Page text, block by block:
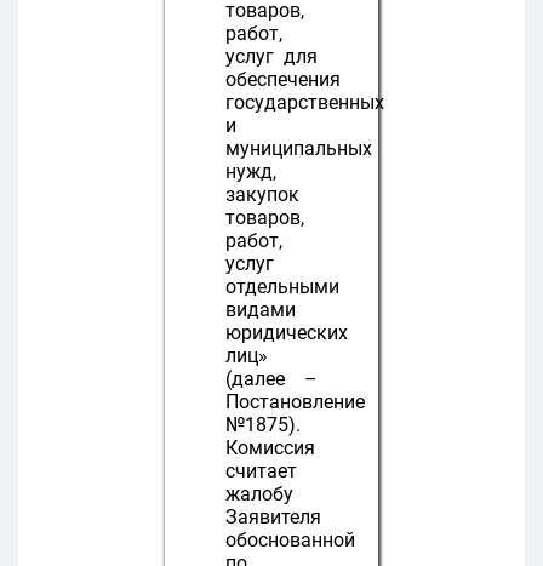
товаров,
работ,
услуг для
обеспечения
государственных
и
муниципальных
нужд,
закупок
товаров,
работ,
услуг
отдельными
видами
юридических
лиц»
(далее –
Постановление
№1875).
Комиссия
считает
жалобу
Заявителя
обоснованной